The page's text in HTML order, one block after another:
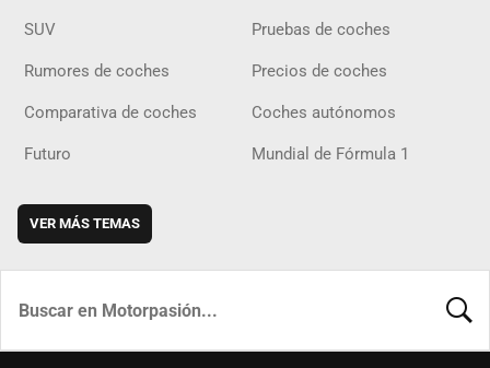
SUV Pruebas de coches
Rumores de coches Precios de coches
Comparativa de coches Coches autónomos
Futuro Mundial de Fórmula 1
VER MÁS TEMAS